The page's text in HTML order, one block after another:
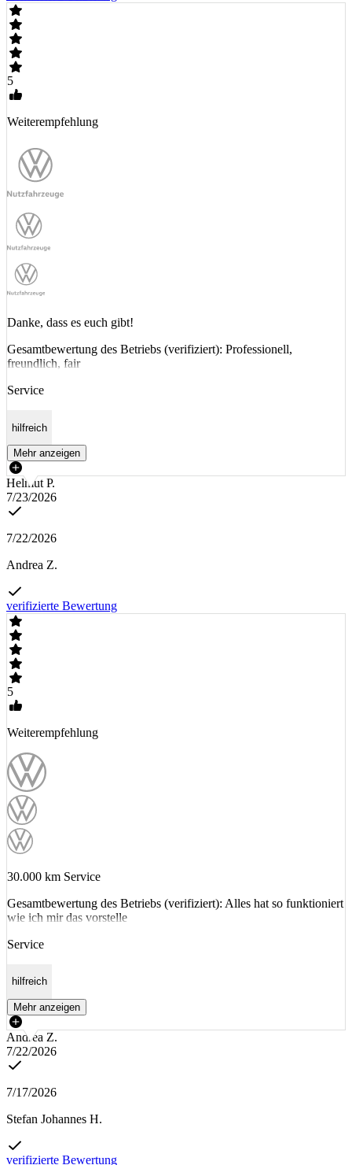
5
Weiterempfehlung
Danke, dass es euch gibt!
Gesamtbewertung des Betriebs (verifiziert): Professionell,
freundlich, fair
Service
hilfreich
Mehr anzeigen
Helmut P.
7/23/2026
7/22/2026
Andrea Z.
verifizierte Bewertung
5
Weiterempfehlung
30.000 km Service
Gesamtbewertung des Betriebs (verifiziert): Alles hat so funktioniert
wie ich mir das vorstelle
Service
hilfreich
Mehr anzeigen
Andrea Z.
7/22/2026
7/17/2026
Stefan Johannes H.
verifizierte Bewertung